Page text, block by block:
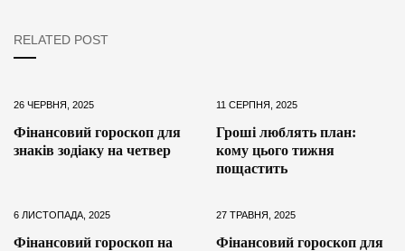
RELATED POST
26 ЧЕРВНЯ, 2025
Фінансовий гороскоп для
знаків зодіаку на четвер
11 СЕРПНЯ, 2025
Гроші люблять план:
кому цього тижня
пощастить
6 ЛИСТОПАДА, 2025
Фінансовий гороскоп на
27 ТРАВНЯ, 2025
Фінансовий гороскоп для